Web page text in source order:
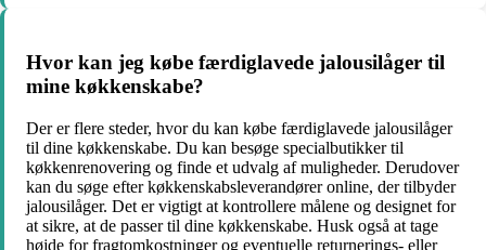
Hvor kan jeg købe færdiglavede jalousilåger til
mine køkkenskabe?
Der er flere steder, hvor du kan købe færdiglavede jalousilåger
til dine køkkenskabe. Du kan besøge specialbutikker til
køkkenrenovering og finde et udvalg af muligheder. Derudover
kan du søge efter køkkenskabsleverandører online, der tilbyder
jalousilåger. Det er vigtigt at kontrollere målene og designet for
at sikre, at de passer til dine køkkenskabe. Husk også at tage
højde for fragtomkostninger og eventuelle returnerings- eller